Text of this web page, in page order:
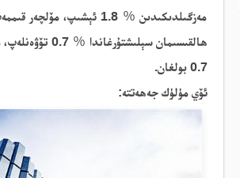
مەزگىلدىكىدىن ％
1.8 ئېشىپ، مۆلچەر
ھالقىسىمان سېلىشتۇرغاندا ％
0.7 تۆۋەنلەپ،
0.7 بولغان.
ئۆي مۈلۈك جەھەتتە: